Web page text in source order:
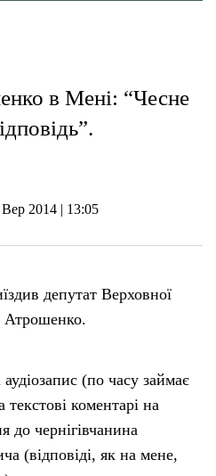
в Мені: “Чесне
Вер 2014 | 13:05
депутат Верховної
Атрошенко.
(по часу займає
коментарі на
до чернігівчанина
(відповіді, як на мене,